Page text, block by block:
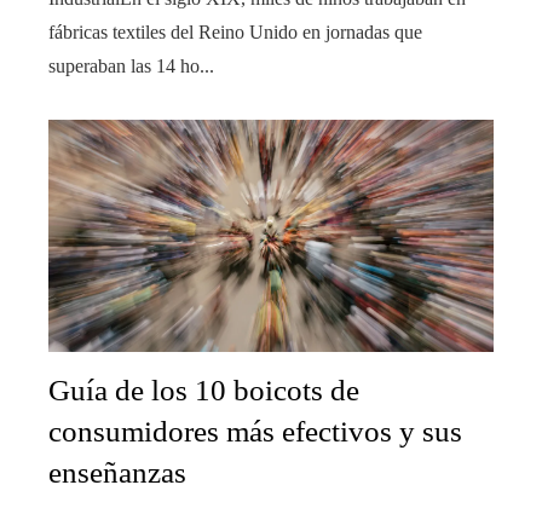
fábricas textiles del Reino Unido en jornadas que
superaban las 14 ho...
Guía de los 10 boicots de
consumidores más efectivos y sus
enseñanzas